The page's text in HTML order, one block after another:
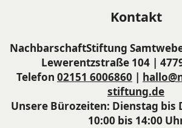
Kontakt
NachbarschaftStiftung
Lewerentzstraße 104 |
Telefon 02151 6006860 |
stiftung.de
Unsere Bürozeiten: Dienstag bis
10:00 bis 14:00